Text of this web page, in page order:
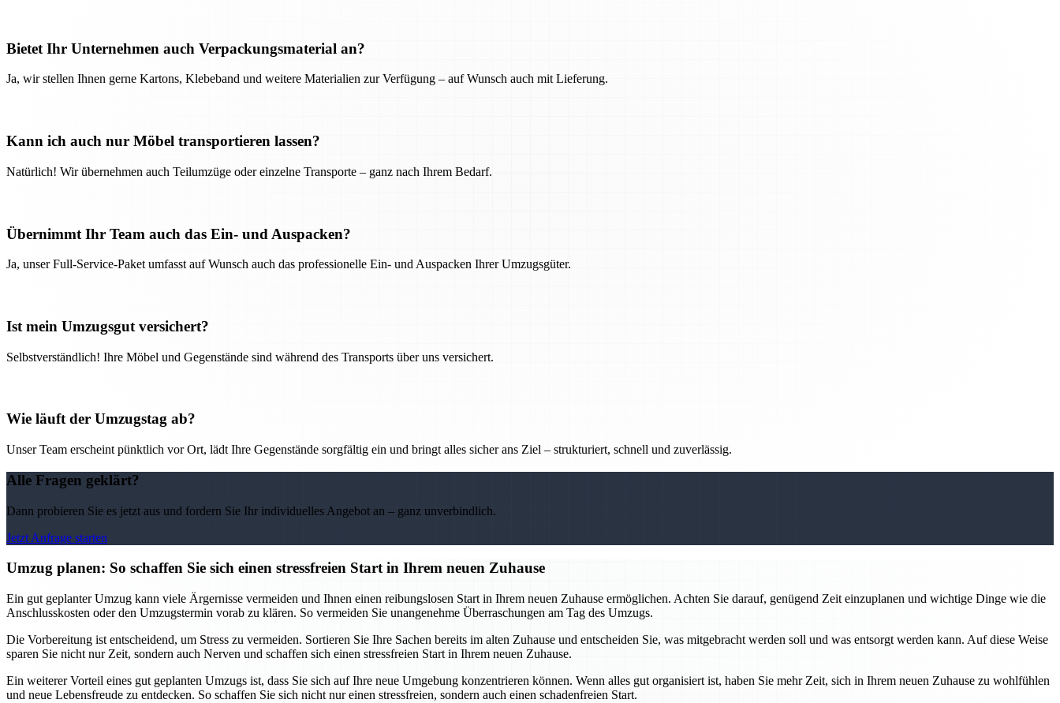
Bietet Ihr Unternehmen auch Verpackungsmaterial an?
Ja, wir stellen Ihnen gerne Kartons, Klebeband und weitere Materialien zur Verfügung – auf Wunsch auch mit Lieferung.
Kann ich auch nur Möbel transportieren lassen?
Natürlich! Wir übernehmen auch Teilumzüge oder einzelne Transporte – ganz nach Ihrem Bedarf.
Übernimmt Ihr Team auch das Ein- und Auspacken?
Ja, unser Full-Service-Paket umfasst auf Wunsch auch das professionelle Ein- und Auspacken Ihrer Umzugsgüter.
Ist mein Umzugsgut versichert?
Selbstverständlich! Ihre Möbel und Gegenstände sind während des Transports über uns versichert.
Wie läuft der Umzugstag ab?
Unser Team erscheint pünktlich vor Ort, lädt Ihre Gegenstände sorgfältig ein und bringt alles sicher ans Ziel – strukturiert, schnell und zuverlässig.
Alle Fragen geklärt?
Dann probieren Sie es jetzt aus und fordern Sie Ihr individuelles Angebot an – ganz unverbindlich.
Jetzt Anfrage starten
Umzug planen: So schaffen Sie sich einen stressfreien Start in Ihrem neuen Zuhause
Ein gut geplanter Umzug kann viele Ärgernisse vermeiden und Ihnen einen reibungslosen Start in Ihrem neuen Zuhause ermöglichen. Achten Sie darauf, genügend Zeit einzuplanen und wichtige Dinge wie die
Anschlusskosten oder den Umzugstermin vorab zu klären. So vermeiden Sie unangenehme Überraschungen am Tag des Umzugs.
Die Vorbereitung ist entscheidend, um Stress zu vermeiden. Sortieren Sie Ihre Sachen bereits im alten Zuhause und entscheiden Sie, was mitgebracht werden soll und was entsorgt werden kann. Auf diese Weise
sparen Sie nicht nur Zeit, sondern auch Nerven und schaffen sich einen stressfreien Start in Ihrem neuen Zuhause.
Ein weiterer Vorteil eines gut geplanten Umzugs ist, dass Sie sich auf Ihre neue Umgebung konzentrieren können. Wenn alles gut organisiert ist, haben Sie mehr Zeit, sich in Ihrem neuen Zuhause zu wohlfühlen
und neue Lebensfreude zu entdecken. So schaffen Sie sich nicht nur einen stressfreien, sondern auch einen schadenfreien Start.